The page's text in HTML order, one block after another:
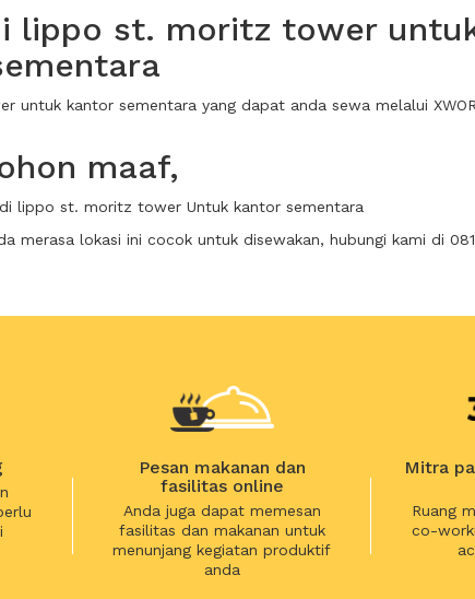
lippo st. moritz tower
untuk kantor sementara yang dapat anda sewa melalui
maaf,
lippo st. moritz tower Untuk kantor sementara
merasa lokasi ini cocok untuk disewakan, hubungi kami di
Pesan makanan dan
fasilitas online
Anda juga dapat memesan
fasilitas dan makanan untuk
menunjang kegiatan produktif
anda
Mitra
Ruang
co-